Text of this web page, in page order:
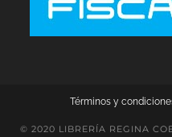
Términos y
© 2020 LIBRERÍA REGINA